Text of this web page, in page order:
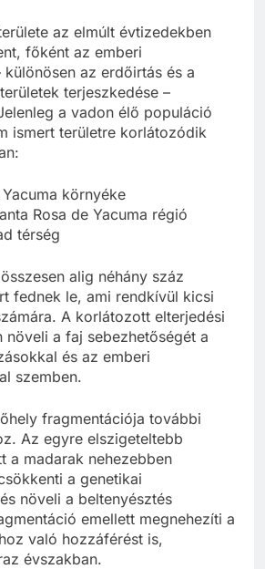
az elmúlt évtizedekben
főként az emberi
különösen az erdőirtás és a
terjeszkedése –
a vadon élő populáció
ismert területre korlátozódik
környéke
Rosa de Yacuma régió
térség
alig néhány száz
fednek le, ami rendkívül kicsi
A korlátozott elterjedési
növeli a faj sebezhetőségét a
és az emberi
szemben.
fragmentációja további
Az egyre elszigeteltebb
a madarak nehezebben
a genetikai
növeli a beltenyésztés
emellett megnehezíti a
való hozzáférést is,
évszakban.